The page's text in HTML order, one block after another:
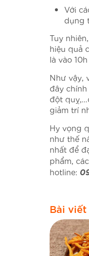
Với
dụng
Tuy
hiệu quả
là vào
Như vậy,
đây
đột
giảm trí
Hy vọng
như thế
nhất để
phẩm,
hotline:
Bài viết